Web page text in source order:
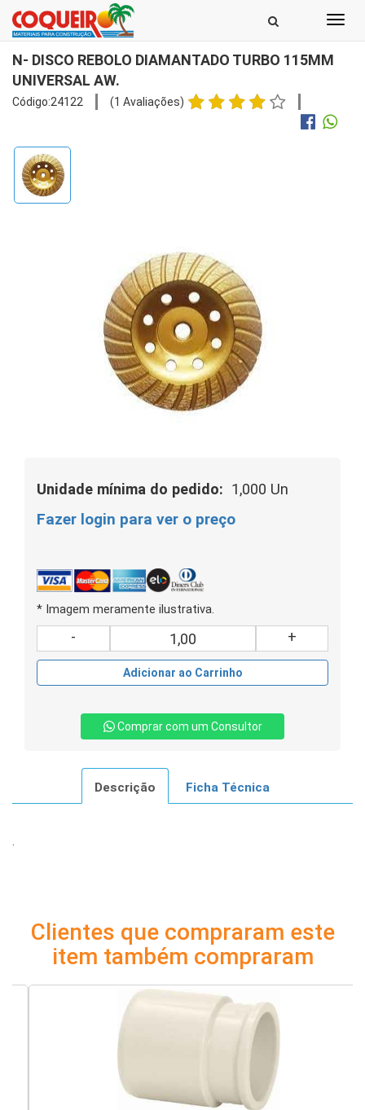
N- DISCO REBOLO DIAMANTADO TURBO 115MM
UNIVERSAL AW.
Código:24122 (1 Avaliações)
Unidade mínima do pedido: 1,000 Un
Fazer login para ver o preço
* Imagem meramente ilustrativa.
- +
Adicionar ao Carrinho
Comprar com um Consultor
Descrição Ficha Técnica
Clientes que compraram este
item também compraram